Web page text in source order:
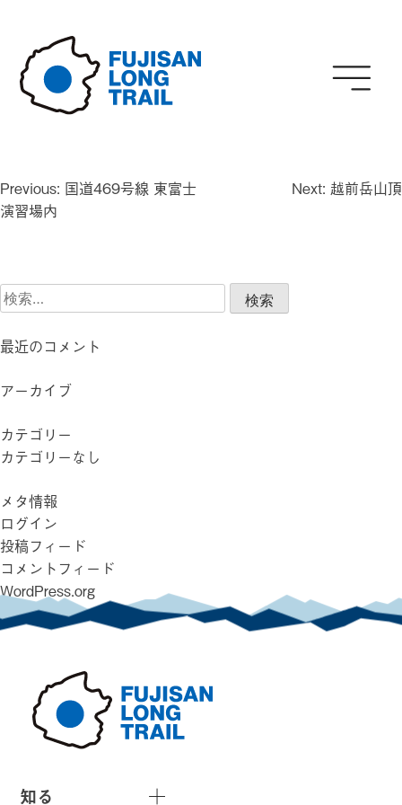
content
投
稿
ー
ョ
Previous: 国道469号線 東富士
演習場内
Next: 越前岳山頂
検
索:
最近のコメント
アーカイブ
カテゴリー
カテゴリーなし
メタ情報
ログイン
投稿フィード
コメントフィード
WordPress.org
知る